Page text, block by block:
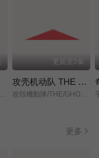
身代わり令嬢を救ったのは冷酷無慈悲な氷の王子の愛でした/
更新至5集
攻壳机动队 THE GHOST IN THE SHELL
攻殻機動隊/THE/GHOST/IN/THE/SHELL/
更多